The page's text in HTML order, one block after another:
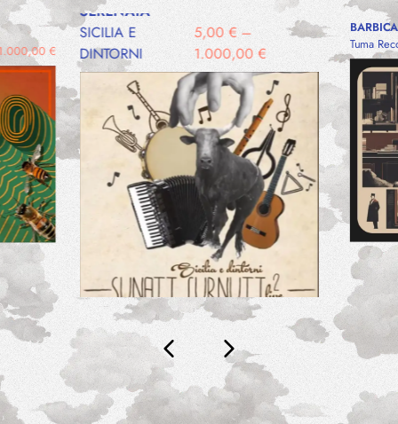
SERENATA
SICILIA E
DINTORNI
5,00€–
1.000,00€ Tuma
€